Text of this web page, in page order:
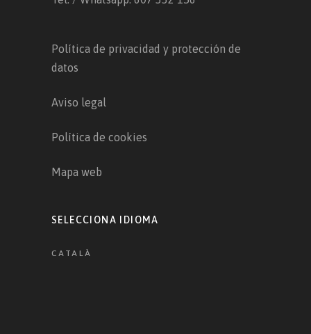
Política de privacidad y protección de
datos
Aviso legal
Política de cookies
Mapa web
SELECCIONA IDIOMA
CATALÀ